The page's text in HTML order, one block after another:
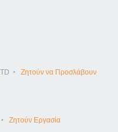
Ζητούν να Προσλάβουν
Ζητούν Εργασία